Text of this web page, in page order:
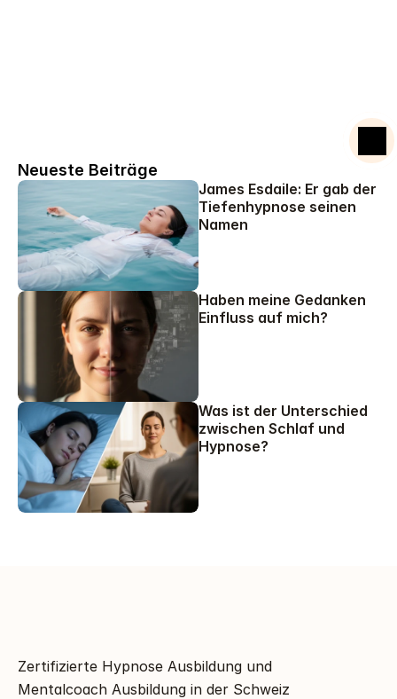
Neueste Beiträge
James Esdaile: Er gab der
Tiefenhypnose seinen
Namen
Haben meine Gedanken
Einfluss auf mich?
Was ist der Unterschied
zwischen Schlaf und
Hypnose?
Zertifizierte Hypnose Ausbildung und
Mentalcoach Ausbildung in der Schweiz